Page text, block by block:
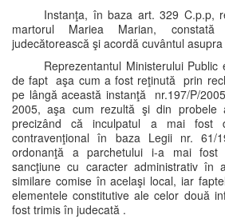
Instanţa, în baza art. 329 C.p.p,
martorul Mariea Marian, constată
judecătorească şi acordă cuvântul
Reprezentantul Ministerului
de fapt aşa cum a fost reţinută prin
pe lângă această instanţă nr.197/P/
2005, aşa cum rezultă şi din probele
precizând că inculpatul a mai
contravenţional în baza Legii nr. 61/
ordonanţă a parchetului i-a mai fost
sancţiune cu caracter administrativ în
similare comise în acelaşi local, iar
elementele constitutive ale celor două
fost trimis în judecată .